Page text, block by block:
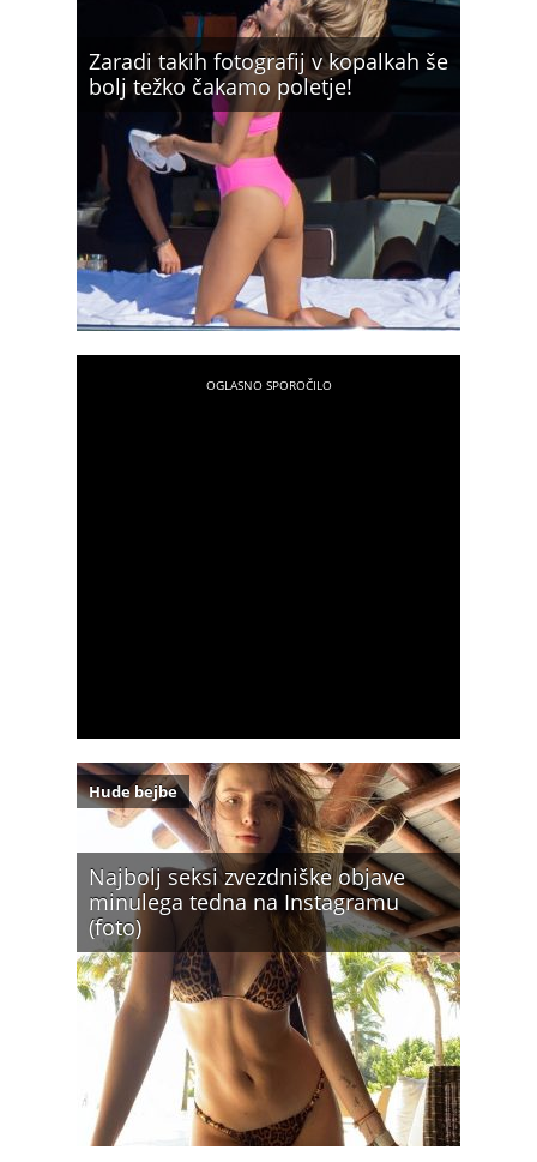
Zaradi takih fotografij v kopalkah še
bolj težko čakamo poletje!
Najbolj seksi zvezdniške objave
minulega tedna na Instagramu
(foto)
Hude bejbe